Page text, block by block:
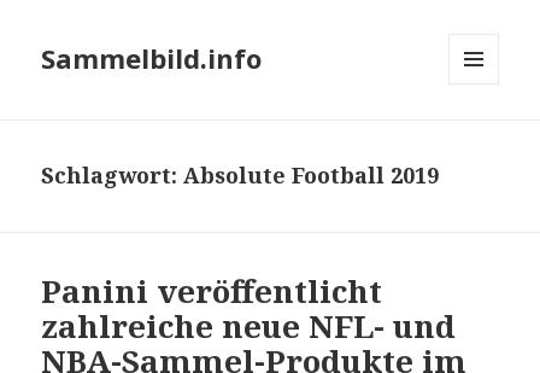
Sammelbild.info
Schlagwort:Absolute Football 2019
Panini veröffentlicht
zahlreiche neue NFL- und
NBA-Sammel-Produkte im